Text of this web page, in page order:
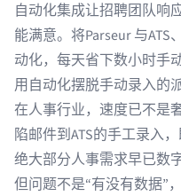
自动化集成让招聘团队响
能满意。将Parseur 与
动化，每天省下数小时手
用自动化摆脱手动录入的
在人事行业，速度已不是
陷邮件到ATS的手工录入
绝大部分人事需求早已数
但问题不是“有没有数据”